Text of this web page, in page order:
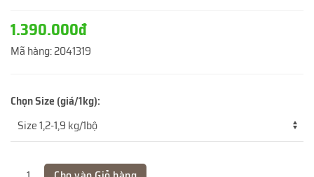
1.390.000đ
Mã hàng:2041319
Chọn Size (giá/1kg):